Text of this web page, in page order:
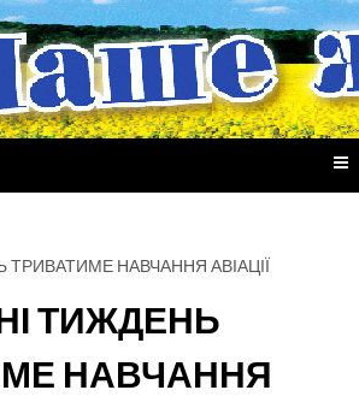
НАВЧАННЯ АВІАЦІЇ
ТИЖДЕНЬ
НАВЧАННЯ